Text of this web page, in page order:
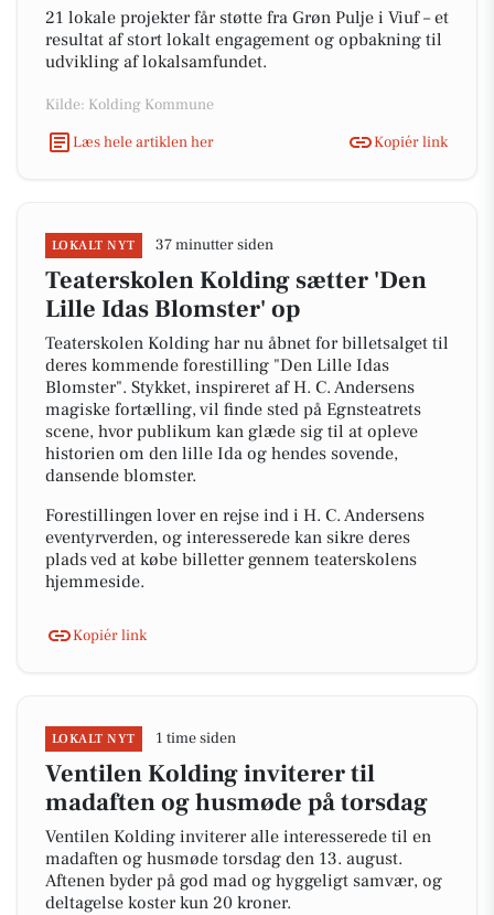
21 lokale projekter får støtte fra Grøn Pulje i Viuf – et
resultat af stort lokalt engagement og opbakning til
udvikling af lokalsamfundet.
Kilde: Kolding Kommune
Læs hele artiklen her
Kopiér link
LOKALT NYT 37 minutter siden
Teaterskolen Kolding sætter 'Den
Lille Idas Blomster' op
Teaterskolen Kolding har nu åbnet for billetsalget til
deres kommende forestilling "Den Lille Idas
Blomster". Stykket, inspireret af H. C. Andersens
magiske fortælling, vil finde sted på Egnsteatrets
scene, hvor publikum kan glæde sig til at opleve
historien om den lille Ida og hendes sovende,
dansende blomster.
Forestillingen lover en rejse ind i H. C. Andersens
eventyrverden, og interesserede kan sikre deres
plads ved at købe billetter gennem teaterskolens
hjemmeside.
Kopiér link
LOKALT NYT 1 time siden
Ventilen Kolding inviterer til
madaften og husmøde på torsdag
Ventilen Kolding inviterer alle interesserede til en
madaften og husmøde torsdag den 13. august.
Aftenen byder på god mad og hyggeligt samvær, og
deltagelse koster kun 20 kroner.